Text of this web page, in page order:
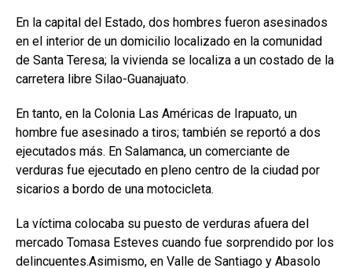
En la capital del Estado, dos hombres fueron asesinados
en el interior de un domicilio localizado en la comunidad
de Santa Teresa; la vivienda se localiza a un costado de la
carretera libre Silao-Guanajuato.
En tanto, en la Colonia Las Américas de Irapuato, un
hombre fue asesinado a tiros; también se reportó a dos
ejecutados más. En Salamanca, un comerciante de
verduras fue ejecutado en pleno centro de la ciudad por
sicarios a bordo de una motocicleta.
La víctima colocaba su puesto de verduras afuera del
mercado Tomasa Esteves cuando fue sorprendido por los
delincuentes.Asimismo, en Valle de Santiago y Abasolo